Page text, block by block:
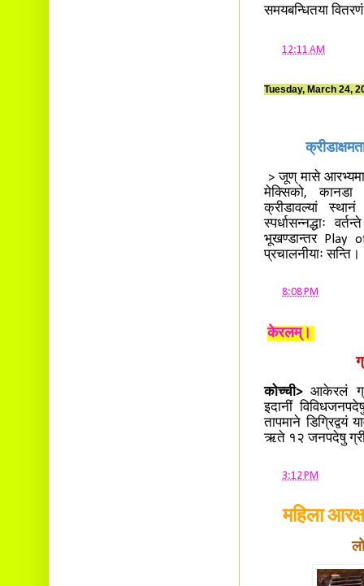
समयबन्धितया वितरणं
12:11 AM
Tuesday, March 24,
> जूण् मासे
मेक्सिको, कानडा
क्रीडावल्यां
स्पर्धासन्नद्धाः
भूखण्डान्तर Play off
प्रचालनीयाः सन्ति।
8:08 PM
केरलम्।
कोच्ची>आकेरलं
इदानीं
तापमाने डिग्रिद्वयं
ऋते १२ जनपदेषु
3:12 PM
महिला